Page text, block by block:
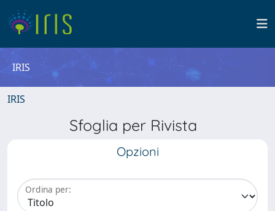
IRIS
IRIS
Sfoglia per Rivista
Opzioni
Ordina per: